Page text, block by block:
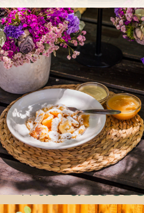
Alle
Was